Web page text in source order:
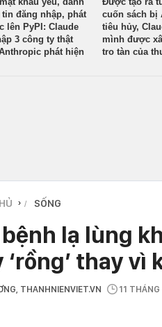
đăng nhập, phát
lên PyPI: Claude
3 công ty thật
phát hiện
cuốn sách bị
tiêu hủy,
mình được
tro tàn của
› SỐNG
bệnh lạ lùng
‘rồng’ thay
, THANHNIENVIET.VN 11